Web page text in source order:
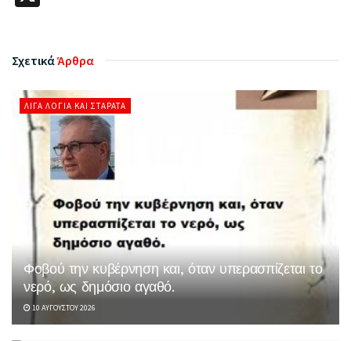
ΣχετικάΆρθρα
ΛΊΓΑ ΛΌΓΙΑ ΚΑΙ ΣΤΑΡΆΤΑ
Φοβού την κυβέρνηση και, όταν υπερασπίζεται το
νερό, ως δημόσιο αγαθό.
10 ΑΥΓΟΎΣΤΟΥ 2026